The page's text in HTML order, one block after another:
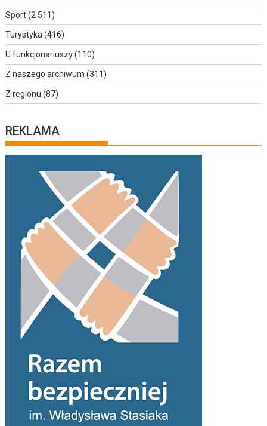
Sport(2 511)
Turystyka (416)
U funkcjonariuszy(110)
Z naszego archiwum (311)
Z regionu (87)
REKLAMA